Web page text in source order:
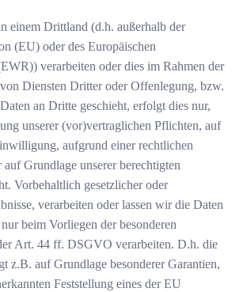
einem Drittland (d.h. außerhalb der
(EU) oder des Europäischen
verarbeiten oder dies im Rahmen der
Diensten Dritter oder Offenlegung, bzw.
an Dritte geschieht, erfolgt dies nur,
unserer (vor)vertraglichen Pflichten, auf
aufgrund einer rechtlichen
Grundlage unserer berechtigten
Vorbehaltlich gesetzlicher oder
verarbeiten oder lassen wir die Daten
beim Vorliegen der besonderen
Art. 44 ff. DSGVO verarbeiten. D.h. die
z.B. auf Grundlage besonderer Garantien,
Feststellung eines der EU